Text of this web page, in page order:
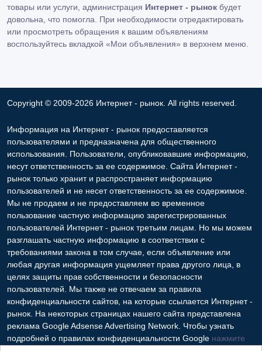
товары или услуги, администрация Интернет - рынок будет
довольна, что помогла. При необходимости отредактировать
или просмотреть обращения к вашим объявлениям
воспользуйтесь вкладкой «Мои объявления» в верхнем меню.
Copyright © 2009-2026 Интернет - рынок. All rights reserved.
Информация на Интернет - рынок предоставляется
пользователями и предназначена для общественного
использования. Пользователи, опубликовавшие информацию,
несут ответственность за ее содержимое. Сайта Интернет -
рынок только хранит и распространяет информацию
пользователей и не несет ответственность за ее содержимое.
Мы не продаем и не предоставляем во временное
пользование частную информацию зарегистрированных
пользователей Интернет - рынок третьим лицам. Но мы можем
разглашать частную информацию в соответствии с
требованиями закона в том случае, если объявление или
любая другая информация ущемляет права другого лица, в
целях защиты прав собственности и безопасности
пользователей. Мы также не отвечаем за правила
конфиденциальности сайтов, на которые ссылается Интернет -
рынок. На некоторых страницах нашего сайта представлена
реклама Google Adsense Advertising Network. Чтобы узнать
подробней о правилах конфиденциальности Google нажмите